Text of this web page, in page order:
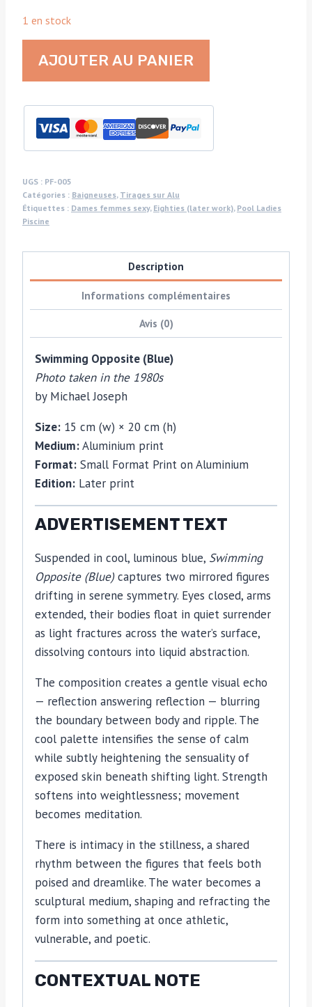
1 en stock
Swimming
opposite
blue
pool
ladies
photo-
for
TV
AJOUTER AU PANIER
UGS : PF-005
Catégories : Baigneuses, Tirages sur Alu
Étiquettes : Dames femmes sexy, Eighties (later work), Pool Ladies
Piscine
Description
Informations complémentaires
Avis (0)
Swimming Opposite (Blue)
Photo taken in the 1980s
by Michael Joseph
Size: 15 cm (w) × 20 cm (h)
Medium:Aluminium print
Format: Small Format Print on Aluminium
Edition: Later print
ADVERTISEMENT TEXT
Suspended in cool, luminous blue, Swimming
Opposite (Blue)captures two mirrored figures
drifting in serene symmetry. Eyes closed, arms
extended, their bodies float in quiet surrender
as light fractures across the water’s surface,
dissolving contours into liquid abstraction.
The composition creates a gentle visual echo
— reflection answering reflection — blurring
the boundary between body and ripple. The
cool palette intensifies the sense of calm
while subtly heightening the sensuality of
exposed skin beneath shifting light. Strength
softens into weightlessness; movement
becomes meditation.
There is intimacy in the stillness, a shared
rhythm between the figures that feels both
poised and dreamlike. The water becomes a
sculptural medium, shaping and refracting the
form into something at once athletic,
vulnerable, and poetic.
CONTEXTUAL NOTE